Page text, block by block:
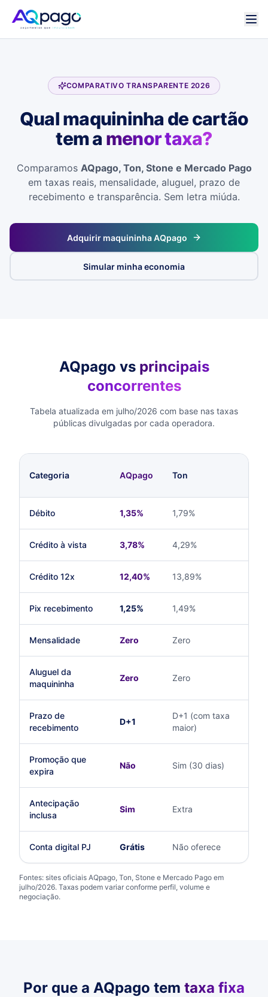
COMPARATIVO TRANSPARENTE 2026
Qual maquininha de cartão
tem a menor taxa?
Comparamos AQpago, Ton, Stone e Mercado Pago
em taxas reais, mensalidade, aluguel, prazo de
recebimento e transparência. Sem letra miúda.
Adquirir maquininha AQpago
Simular minha economia
AQpago vs principais
concorrentes
Tabela atualizada em julho/2026 com base nas taxas
públicas divulgadas por cada operadora.
Categoria AQpago Ton
Débito 1,35% 1,79%
Crédito à vista 3,78% 4,29%
Crédito 12x 12,40% 13,89%
Pix recebimento 1,25% 1,49%
Mensalidade Zero Zero
Aluguel da
maquininha
Zero Zero
Prazo de
recebimento
D+1
D+1 (com taxa
maior)
Promoção que
expira
Não Sim (30 dias)
Antecipação
inclusa
Sim Extra
Conta digital PJ Grátis Não oferece
Fontes: sites oficiais AQpago, Ton, Stone e Mercado Pago em
julho/2026. Taxas podem variar conforme perfil, volume e
negociação.
Por que a AQpago tem taxa fixa